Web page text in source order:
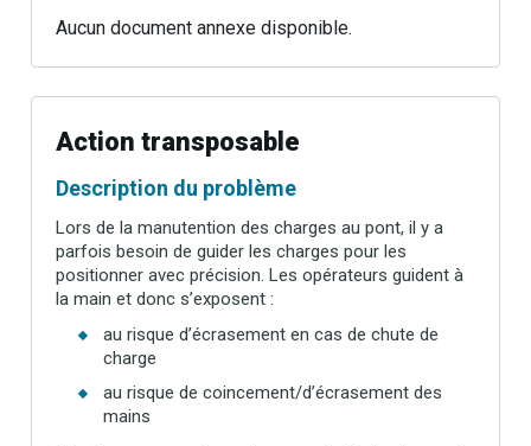
Aucun document annexe disponible.
Action transposable
Description du problème
Lors de la manutention des charges au pont, il y a
parfois besoin de guider les charges pour les
positionner avec précision. Les opérateurs guident à
la main et donc s’exposent :
au risque d’écrasement en cas de chute de
charge
au risque de coincement/d’écrasement des
mains